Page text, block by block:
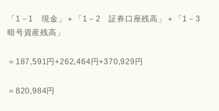
「1－1 現金」＋「1－2 証券口座残高」＋「1－3
暗号資産残高」
＝187,591円+262,464円+370,929円
＝820,984円